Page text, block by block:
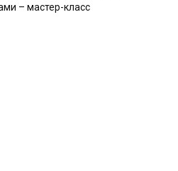
– мастер-класс